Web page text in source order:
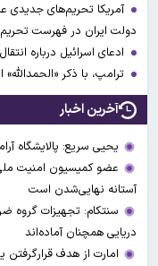
دولت ایران در فهرست
ادعای اسرائیل درباره
ترامپ، با ذکر
آخرین اخبار
یحیی سریع: پالایشگاه
عضو کمیسیون امنیت ملی:
آستانه نهایی‌شدن است
سنتکام: تجهیزات گروه
دریایی همچنان آماده‌اند
امارت از هدف